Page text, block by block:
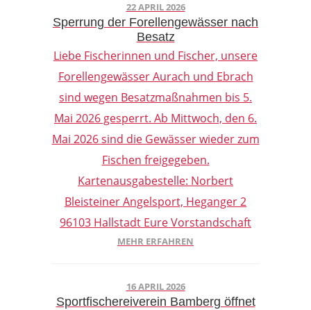
22 APRIL 2026
Sperrung der Forellengewässer nach
Besatz
Liebe Fischerinnen und Fischer, unsere
Forellengewässer Aurach und Ebrach
sind wegen Besatzmaßnahmen bis 5.
Mai 2026 gesperrt. Ab Mittwoch, den 6.
Mai 2026 sind die Gewässer wieder zum
Fischen freigegeben.
Kartenausgabestelle: Norbert
Bleisteiner Angelsport, Heganger 2
96103 Hallstadt Eure Vorstandschaft
MEHR ERFAHREN
16 APRIL 2026
Sportfischereiverein Bamberg öffnet